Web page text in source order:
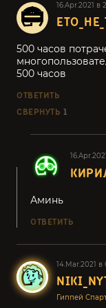
16.Apr.2021 в
500 часов
500 часов
ОТВЕТИТЬ
СВЕРНУТЬ 1
Аминь
ОТВЕТИТЬ
14.Mar.2021 в
Гиппей